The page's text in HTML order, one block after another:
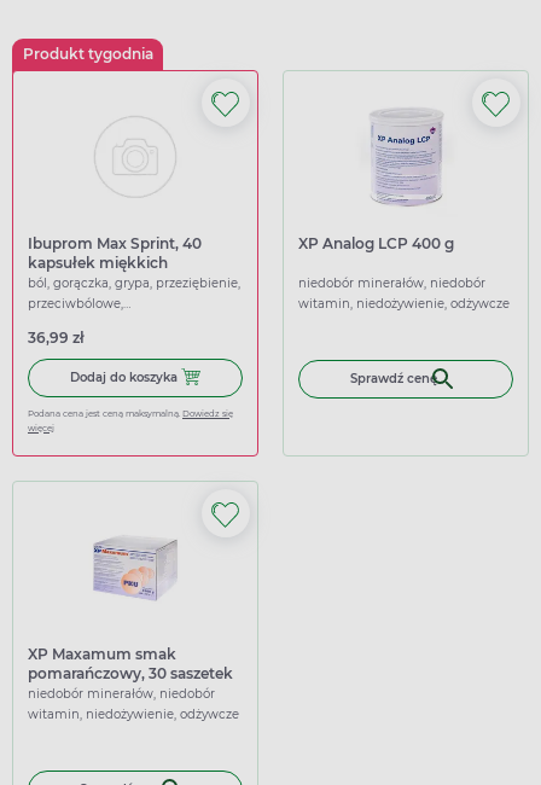
Produkt tygodnia
Ibuprom Max Sprint, 40
kapsułek miękkich
ból, gorączka, grypa, przeziębienie,
przeciwbólowe,
36,99 zł
Dodaj do koszyka Dodaj do koszyka Ibuprom Max Sprint, 40 kapsułek
Podana cena jest ceną maksymalną. Dowiedz się
więcej
XP Analog LCP 400 g
niedobór minerałów, niedobór
witamin, niedożywienie, odżywcze
Sprawdź cenę
XP Maxamum smak
pomarańczowy, 30 saszetek
niedobór minerałów, niedobór
witamin, niedożywienie, odżywcze